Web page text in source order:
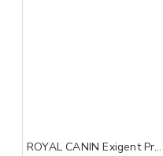
ROYAL CANIN Exigent Protein Preference 0,4kg